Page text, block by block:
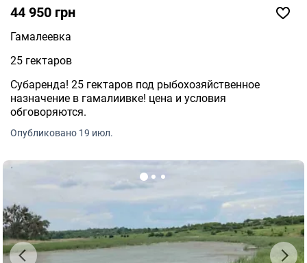
44 950 грн
Гамалеевка
25 гектаров
Субаренда! 25 гектаров под рыбохозяйственное
назначение в гамалиивке! цена и условия
обговоряются.
Опубликовано 19 июл.